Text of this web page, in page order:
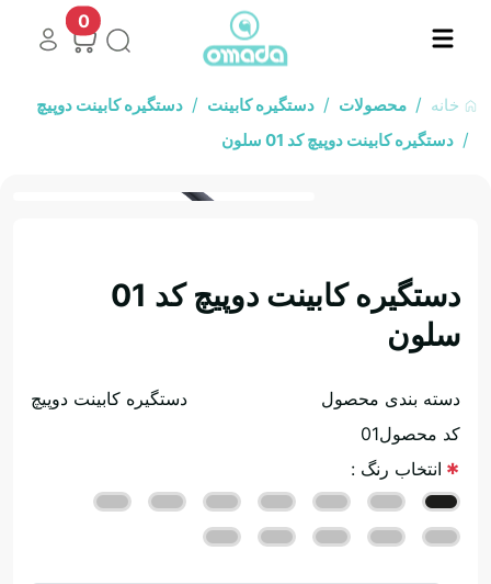
0
خانه محصولات دستگیره کابینت
دستگیره کابینت دوپیچ
دستگیره کابینت دوپیچ کد 01 سلون
دستگیره کابینت دوپیچ کد 01
سلون
دسته بندی محصول
دستگیره کابینت دوپیچ
کد محصول01
انتخاب رنگ :